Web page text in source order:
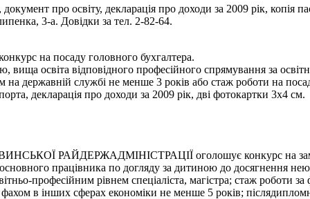
про освіту, декларація про доходи за 2009 рік, копія
3-а. Довідки за тел. 2-82-64.
на посаду головного бухгалтера.
освіта відповідного професійного спрямування за
державній службі не менше 3 років або стаж роботи на
декларація про доходи за 2009 рік, дві фотокартки 3х4 см.
РАЙДЕРЖАДМІНІСТРАЦІЇ оголошує конкурс на
працівника по догляду за дитиною до досягнення нею
професійним рівнем спеціаліста, магістра; стаж роботи
в інших сферах економіки не менше 5 років;